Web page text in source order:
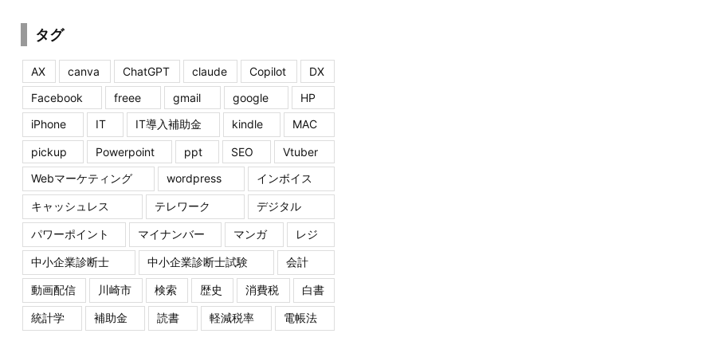
タグ
AX canva ChatGPT claude Copilot
DX
Facebook
freee gmail google
HP
iPhone
IT IT導入補助金 kindle MAC
pickup Powerpoint ppt SEO
Vtuber
Webマーケティング
wordpress インボイス
キャッシュレス テレワーク デジタル
パワーポイント マイナンバー マンガ レジ
中小企業診断士 中小企業診断士試験 会計
動画配信 川崎市 検索 歴史 消費税 白書
統計学 補助金 読書 軽減税率 電帳法